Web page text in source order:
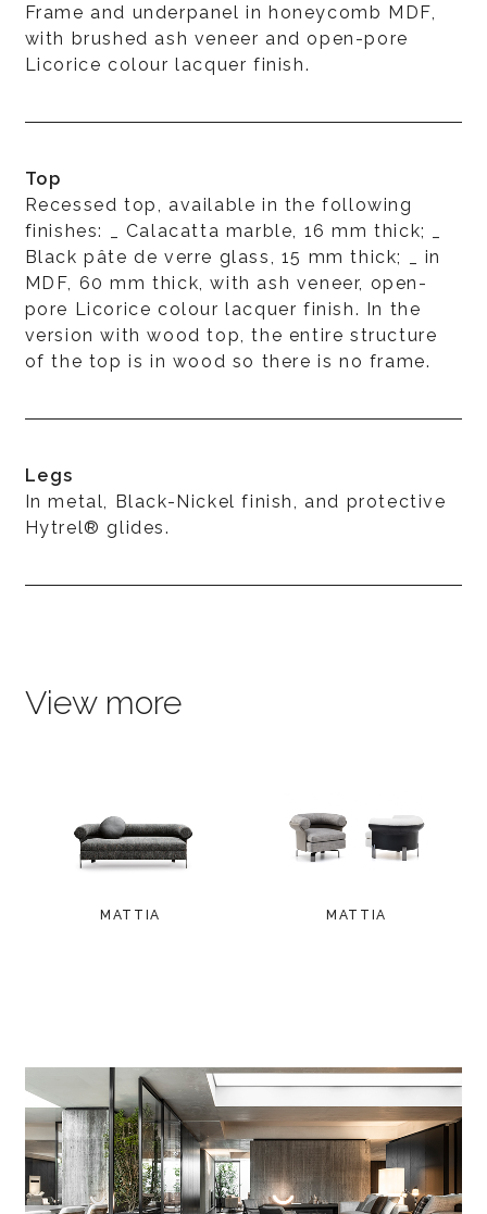
Frame and underpanel in honeycomb MDF,
with brushed ash veneer and open-pore
Licorice colour lacquer finish.
Top
Recessed top, available in the following
finishes: _ Calacatta marble, 16 mm thick; _
Black pâte de verre glass, 15 mm thick; _ in
MDF, 60 mm thick, with ash veneer, open-
pore Licorice colour lacquer finish. In the
version with wood top, the entire structure
of the top is in wood so there is no frame.
Legs
In metal, Black-Nickel finish, and protective
Hytrel® glides.
View more
MATTIA MATTIA